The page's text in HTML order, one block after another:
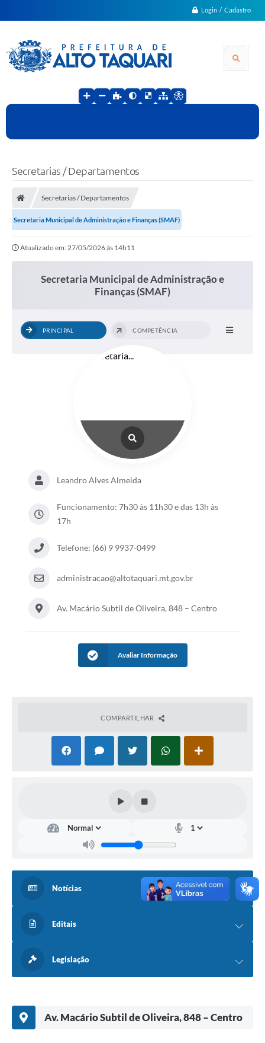
Login / Cadastro
Secretarias / Departamentos
Secretarias / Departamentos
Secretaria Municipal de Administração e Finanças (SMAF)
Atualizado em: 27/05/2026 às 14h11
Secretaria Municipal de Administração e
Finanças (SMAF)
PRINCIPAL COMPETÊNCIA
Leandro Alves Almeida
Funcionamento: 7h30 às 11h30 e das 13h às
17h
Telefone: (66) 9 9937-0499
administracao@altotaquari.mt.gov.br
Av. Macário Subtil de Oliveira, 848 – Centro
Avaliar Informação
COMPARTILHAR
Notícias
Editais
Legislação
Av. Macário Subtil de Oliveira, 848 – Centro